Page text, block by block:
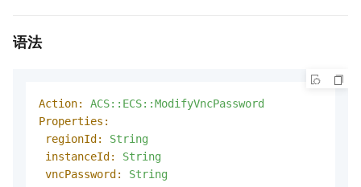
语法
Action:
ACS::ECS::ModifyVncPassword
Properties:
regionId:
String
instanceId:
String
vncPassword:
String